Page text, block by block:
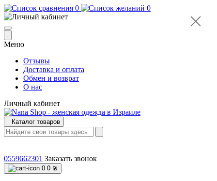
0 0
Меню
Отзывы
Доставка и оплата
Обмен и возврат
О нас
Личный кабинет
Каталог товаров
0559662301 Заказать звонок
0 0 ₪